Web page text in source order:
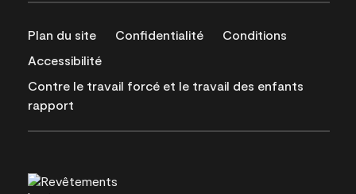
Plan du site Confidentialité
Conditions
Accessibilité
Contre le travail forcé et le travail des enfants
rapport